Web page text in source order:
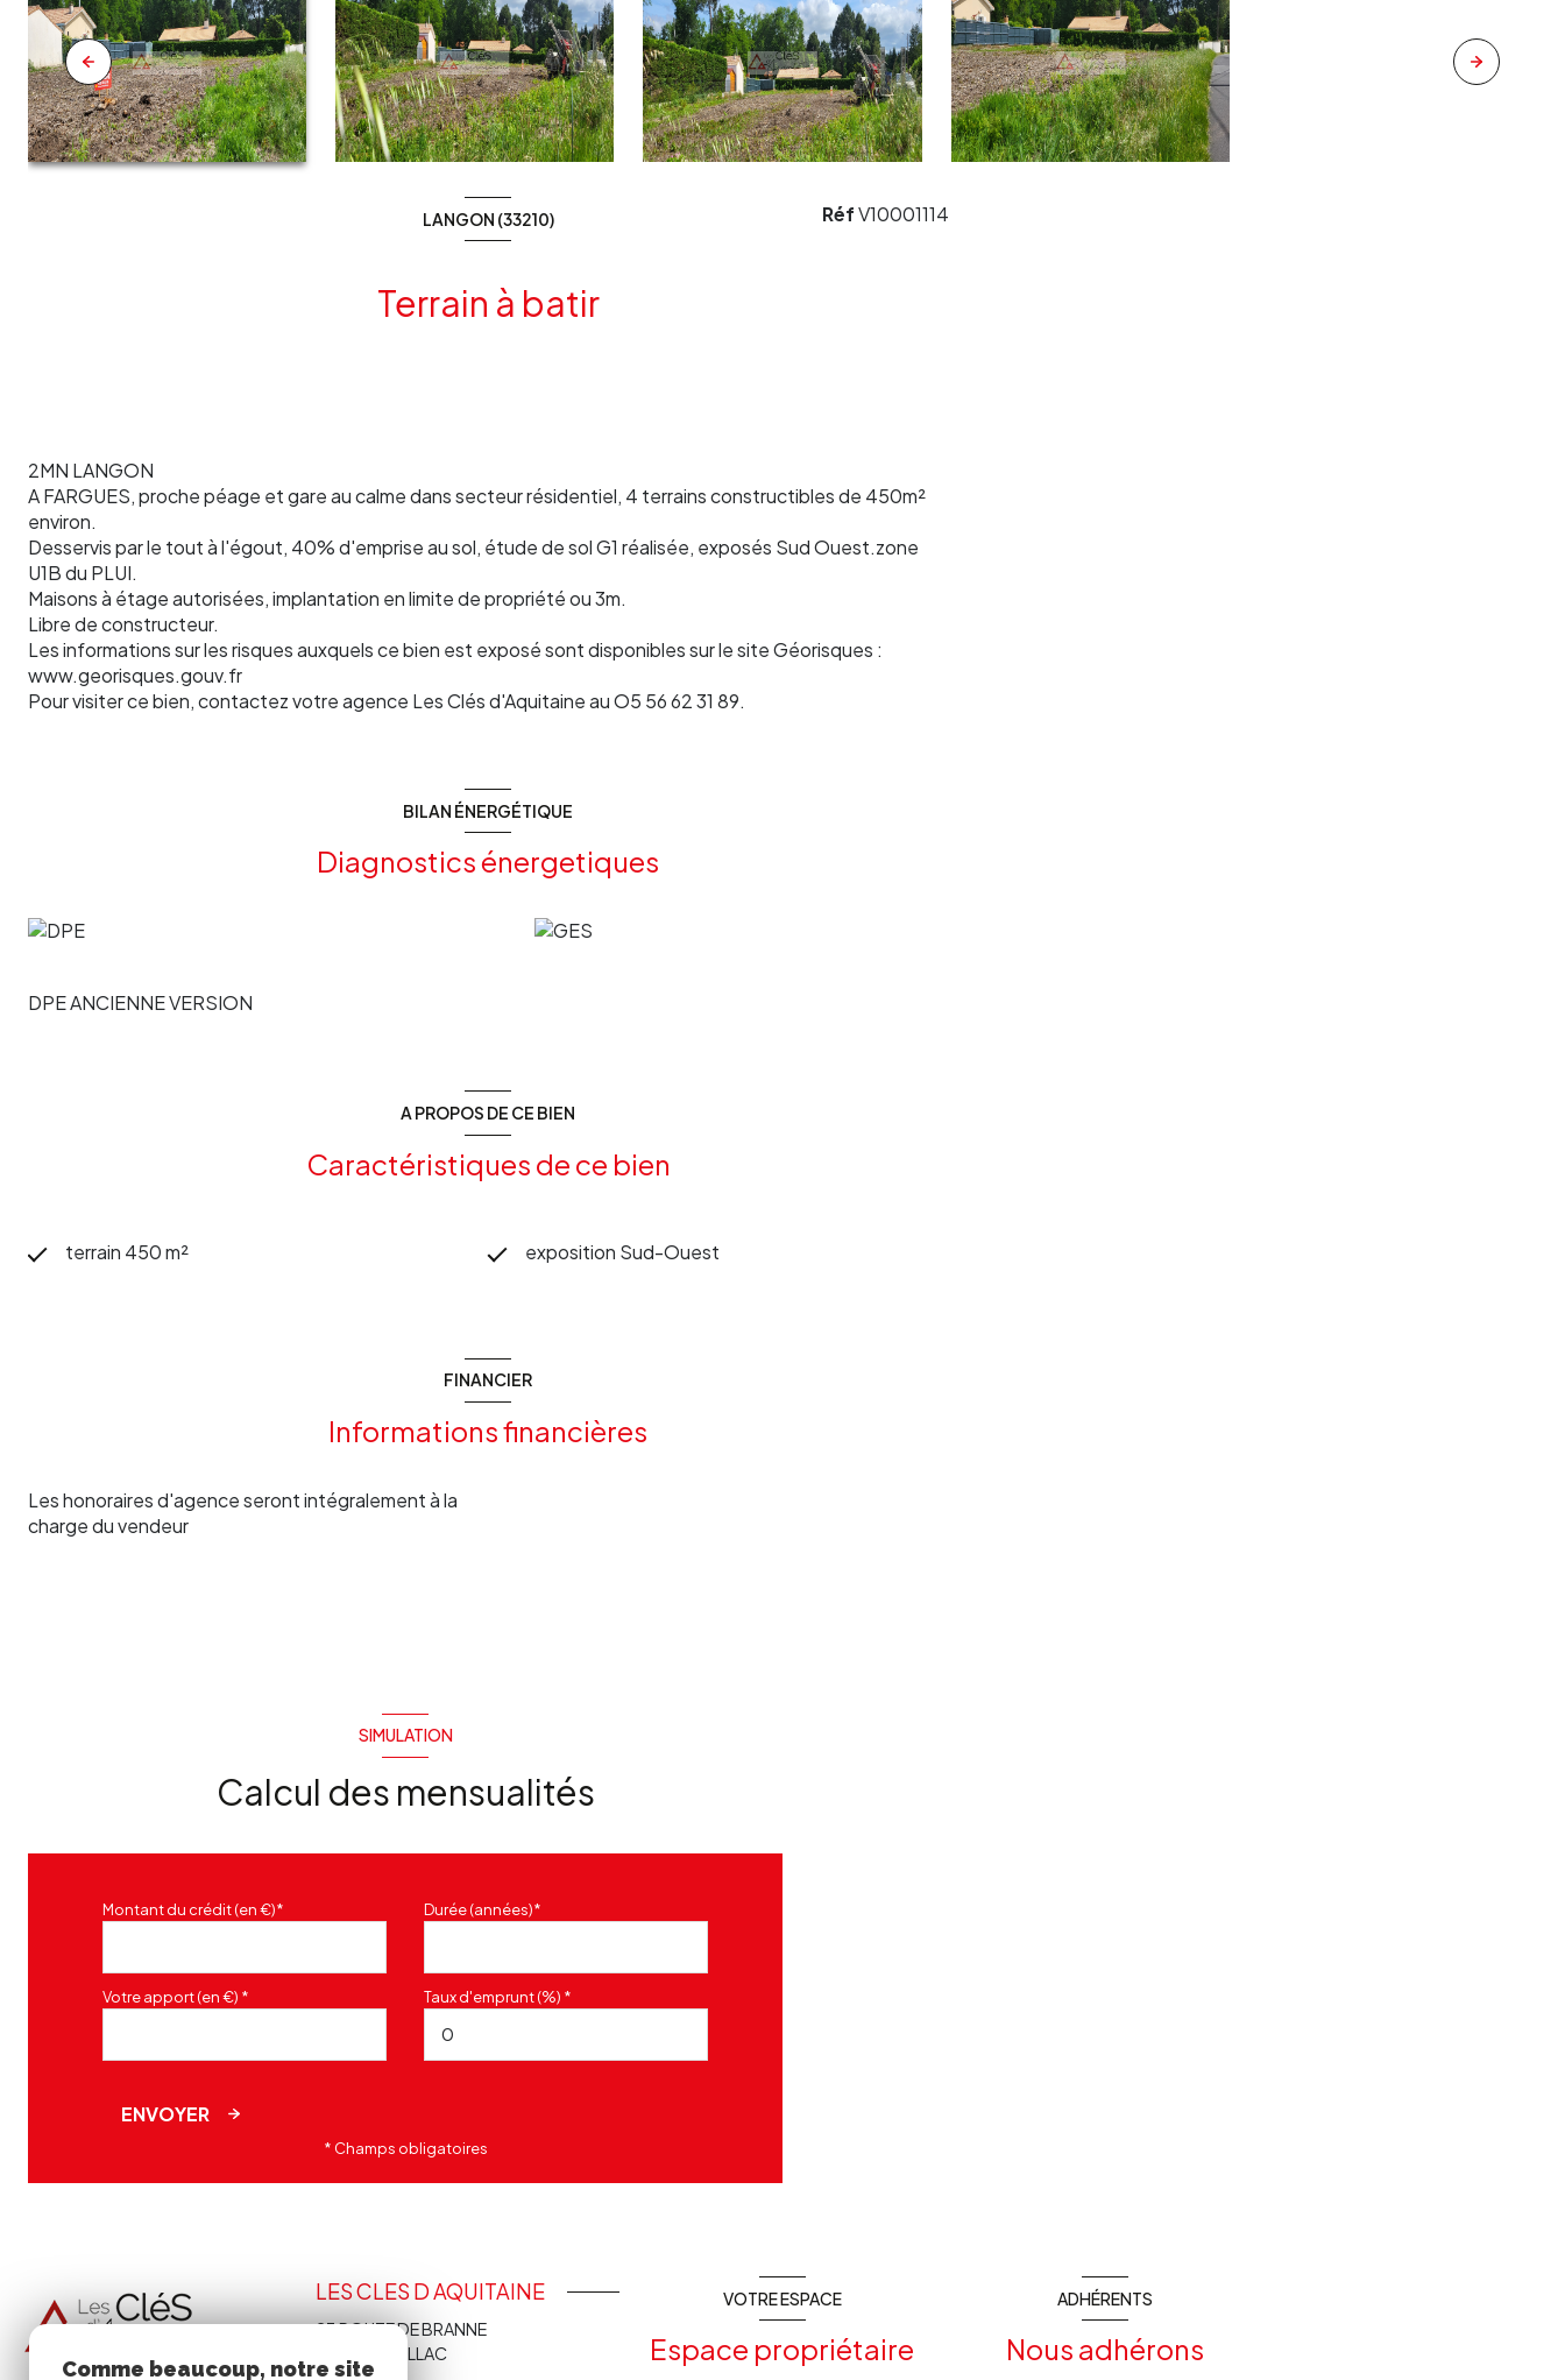
LANGON (33210)
Terrain à batir
RéfV10001114
2MN LANGON
A FARGUES, proche péage et gare au calme dans secteur résidentiel, 4 terrains constructibles de 450m²
environ.
Desservis par le tout à l'égout, 40% d'emprise au sol, étude de sol G1 réalisée, exposés Sud Ouest.zone
U1B du PLUI.
Maisons à étage autorisées, implantation en limite de propriété ou 3m.
Libre de constructeur.
Les informations sur les risques auxquels ce bien est exposé sont disponibles sur le site Géorisques :
www.georisques.gouv.fr
Pour visiter ce bien, contactez votre agence Les Clés d'Aquitaine au O5 56 62 31 89.
BILAN ÉNERGÉTIQUE
Diagnostics énergetiques
DPE ANCIENNE VERSION
A PROPOS DE CE BIEN
Caractéristiques de ce bien
terrain 450 m² exposition Sud-Ouest
FINANCIER
Informations financières
Les honoraires d'agence seront intégralement à la
charge du vendeur
SIMULATION
Calcul des mensualités
Montant du crédit (en €)* Durée (années)*
Votre apport (en €) * Taux d'emprunt (%) *
ENVOYER
* Champs obligatoires
LES CLES D AQUITAINE
23 ROUTE DE BRANNE
CADILLAC
VOTRE ESPACE
Espace propriétaire
ADHÉRENTS
Nous adhérons
Comme beaucoup, notre site